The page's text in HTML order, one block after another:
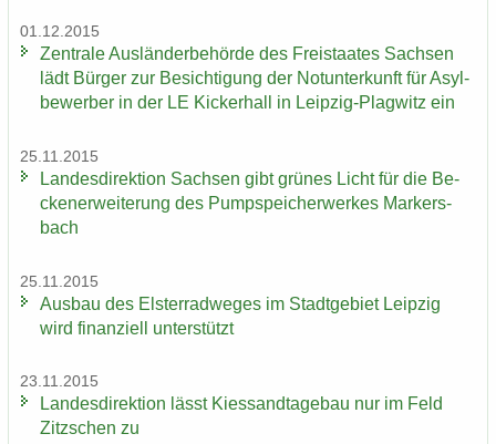
01.12.2015
Zen­tra­le Aus­län­der­be­hör­de des Frei­staa­tes Sach­sen
lädt Bür­ger zur Be­sich­ti­gung der Not­un­ter­kunft für Asyl­
be­wer­ber in der LE Ki­cker­hall in Leipzig-​Plagwitz ein
25.11.2015
Lan­des­di­rek­ti­on Sach­sen gibt grü­nes Licht für die Be­
cken­er­wei­te­rung des Pump­spei­cher­wer­kes Mar­kers­
bach
25.11.2015
Aus­bau des Els­ter­rad­we­ges im Stadt­ge­biet Leip­zig
wird fi­nan­zi­ell un­ter­stützt
23.11.2015
Lan­des­di­rek­ti­on lässt Kies­sand­ta­ge­bau nur im Feld
Zitz­schen zu